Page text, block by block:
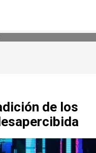
de los